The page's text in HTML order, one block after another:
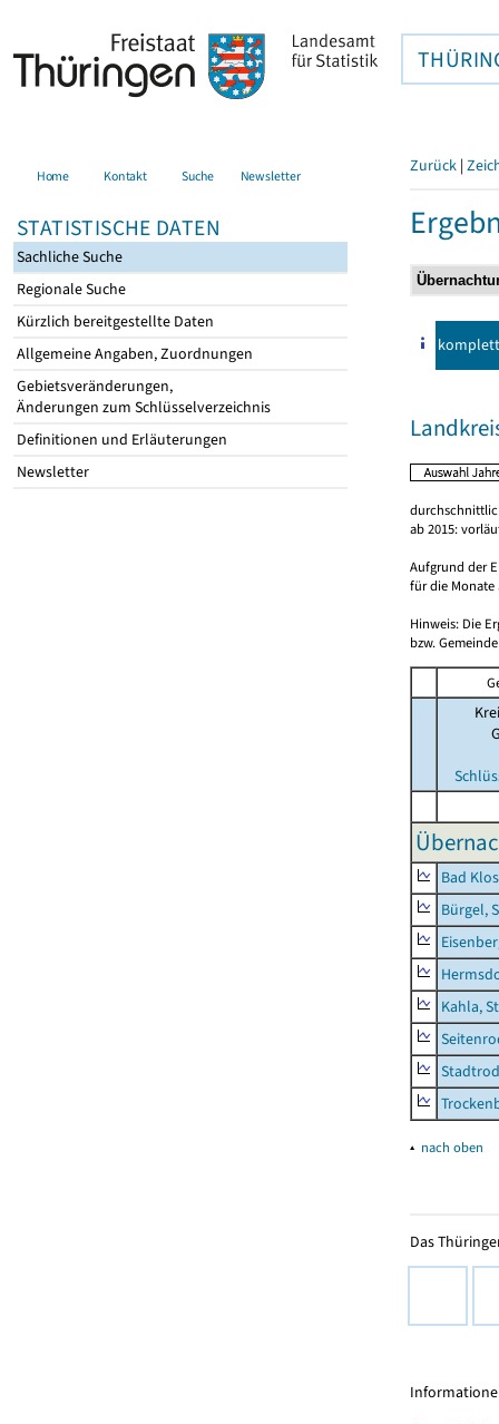
Home Kontakt Suche Newsletter
STATISTISCHE DATEN
Sachliche Suche
Regionale Suche
Kürzlich bereitgestellte Daten
Allgemeine Angaben, Zuordnungen
Gebietsveränderungen,
Änderungen zum Schlüsselverzeichnis
Definitionen und Erläuterungen
Newsletter
Zurück |
komplett
ab 2015:
Aufgrund der
für die Monate
Hinweis: Die
bzw.
Bad
Bürgel,
Kahla,
▴ nach oben
Das